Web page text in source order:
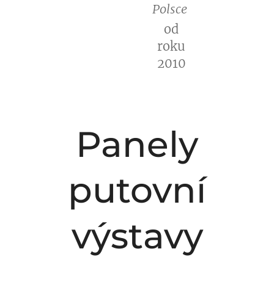
Polsce
od
roku
2010
Panely
putovní
výstavy